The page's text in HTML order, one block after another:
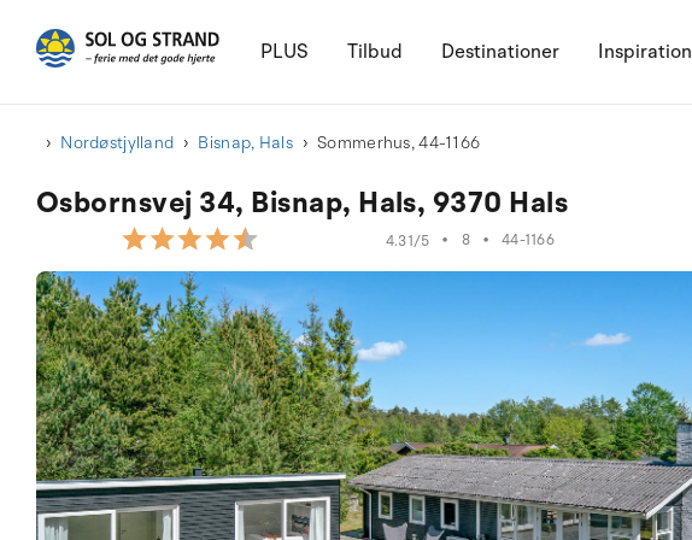
PLUS Tilbud Destinationer Inspiration
Nordøstjylland Bisnap, Hals Sommerhus, 44-1166
Osbornsvej 34, Bisnap, Hals, 9370 Hals
4.31/5 • 8 • 44-1166